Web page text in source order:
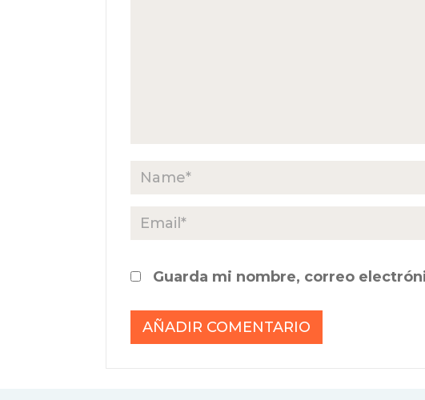
Guarda mi nombre, correo